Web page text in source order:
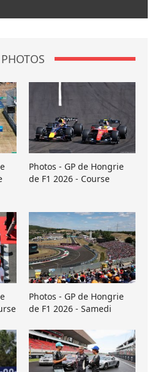
PHOTOS
Photos - GP de Hongrie
de F1 2026 - Course
Photos - GP de Hongrie
de F1 2026 - Samedi